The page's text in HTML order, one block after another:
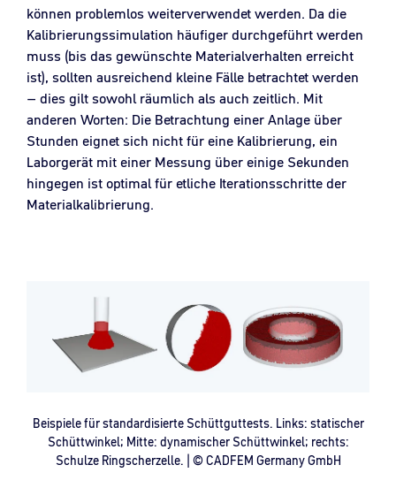
können problemlos weiterverwendet werden. Da die
Kalibrierungssimulation häufiger durchgeführt werden
muss (bis das gewünschte Materialverhalten erreicht
ist), sollten ausreichend kleine Fälle betrachtet werden
– dies gilt sowohl räumlich als auch zeitlich. Mit
anderen Worten: Die Betrachtung einer Anlage über
Stunden eignet sich nicht für eine Kalibrierung, ein
Laborgerät mit einer Messung über einige Sekunden
hingegen ist optimal für etliche Iterationsschritte der
Materialkalibrierung.
Beispiele für standardisierte Schüttguttests. Links: statischer
Schüttwinkel; Mitte: dynamischer Schüttwinkel; rechts:
Schulze Ringscherzelle. | © CADFEM Germany GmbH